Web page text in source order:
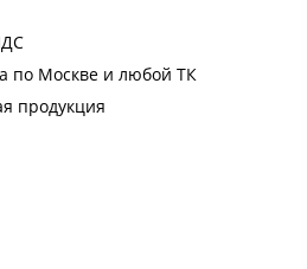
по Москве и любой ТК
продукция